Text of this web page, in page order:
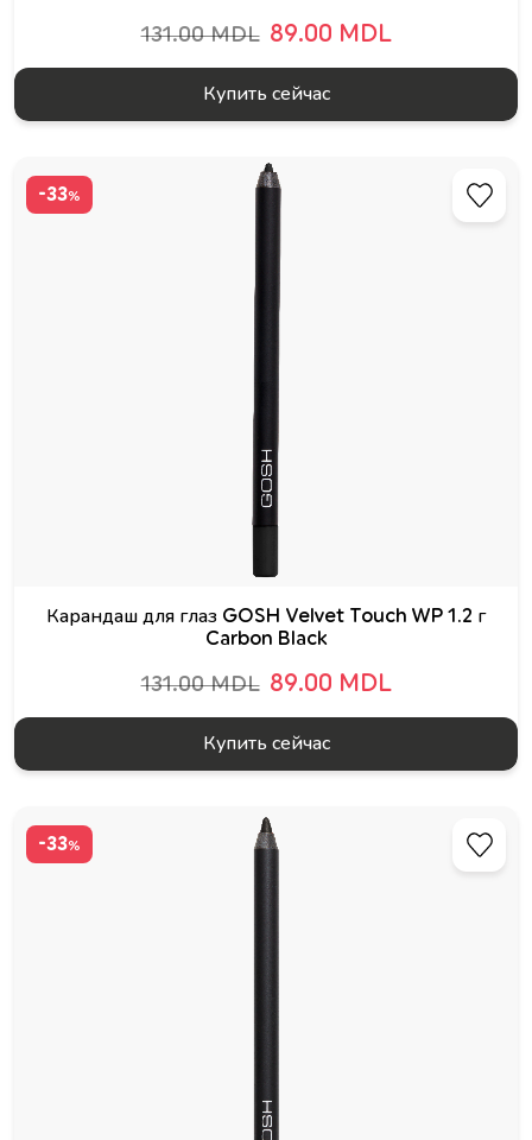
131.00 MDL 89.00 MDL
Купить сейчас
-33%
Карандаш для глаз GOSH Velvet Touch WP 1.2 г
Carbon Black
131.00 MDL 89.00 MDL
Купить сейчас
-33%